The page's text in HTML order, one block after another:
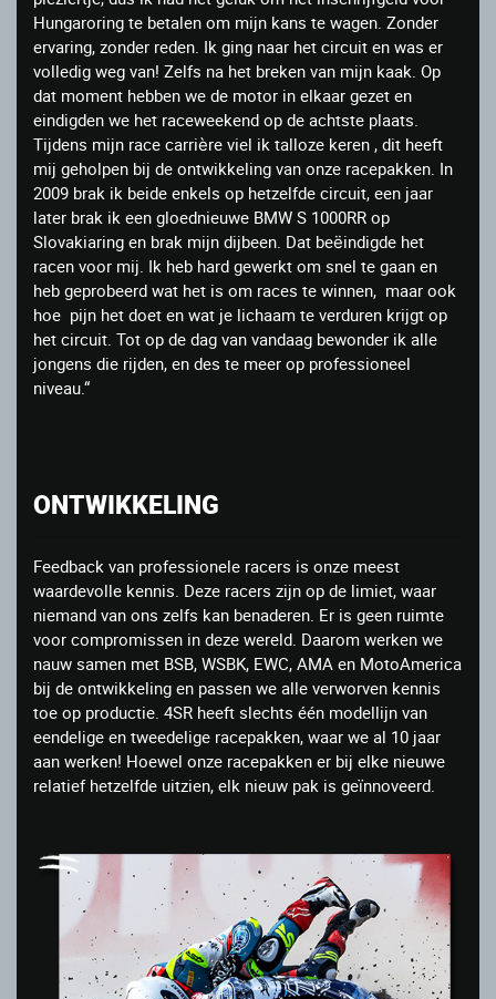
Hungaroring te betalen om mijn kans te wagen. Zonder
ervaring, zonder reden. Ik ging naar het circuit en was er
volledig weg van! Zelfs na het breken van mijn kaak. Op
dat moment hebben we de motor in elkaar gezet en
eindigden we het raceweekend op de achtste plaats.
Tijdens mijn race carrière viel ik talloze keren , dit heeft
mij geholpen bij de ontwikkeling van onze racepakken. In
2009 brak ik beide enkels op hetzelfde circuit, een jaar
later brak ik een gloednieuwe BMW S 1000RR op
Slovakiaring en brak mijn dijbeen. Dat beëindigde het
racen voor mij. Ik heb hard gewerkt om snel te gaan en
heb geprobeerd wat het is om races te winnen, maar ook
hoe pijn het doet en wat je lichaam te verduren krijgt op
het circuit. Tot op de dag van vandaag bewonder ik alle
jongens die rijden, en des te meer op professioneel
niveau.“
ONTWIKKELING
Feedback van professionele racers is onze meest
waardevolle kennis. Deze racers zijn op de limiet, waar
niemand van ons zelfs kan benaderen. Er is geen ruimte
voor compromissen in deze wereld. Daarom werken we
nauw samen met BSB, WSBK, EWC, AMA en MotoAmerica
bij de ontwikkeling en passen we alle verworven kennis
toe op productie. 4SR heeft slechts één modellijn van
eendelige en tweedelige racepakken, waar we al 10 jaar
aan werken! Hoewel onze racepakken er bij elke nieuwe
relatief hetzelfde uitzien, elk nieuw pak is geïnnoveerd.